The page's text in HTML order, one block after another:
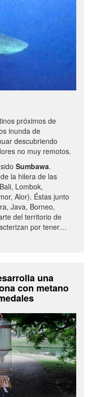
próximos de
inunda de
descubriendo
no muy remotos.
Sumbawa.
la hilera de las
Lombok,
Alor). Éstas junto
Java, Borneo,
del territorio de
por tener…
una
con metano